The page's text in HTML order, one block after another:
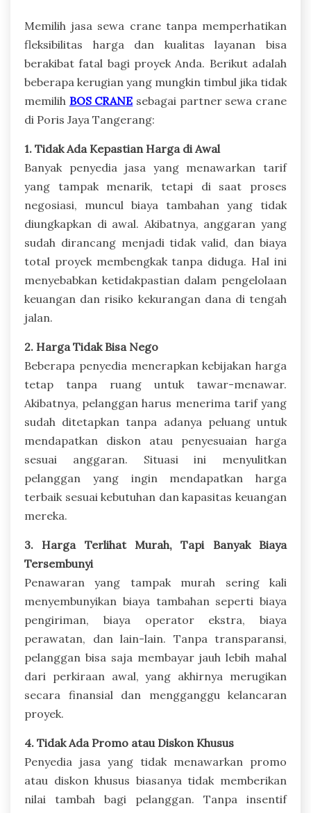
Memilih jasa sewa crane tanpa memperhatikan
fleksibilitas harga dan kualitas layanan bisa
berakibat fatal bagi proyek Anda. Berikut adalah
beberapa kerugian yang mungkin timbul jika tidak
memilih BOS CRANE sebagai partner sewa crane
di Poris Jaya Tangerang:
1. Tidak Ada Kepastian Harga di Awal
Banyak penyedia jasa yang menawarkan tarif
yang tampak menarik, tetapi di saat proses
negosiasi, muncul biaya tambahan yang tidak
diungkapkan di awal. Akibatnya, anggaran yang
sudah dirancang menjadi tidak valid, dan biaya
total proyek membengkak tanpa diduga. Hal ini
menyebabkan ketidakpastian dalam pengelolaan
keuangan dan risiko kekurangan dana di tengah
jalan.
2. Harga Tidak Bisa Nego
Beberapa penyedia menerapkan kebijakan harga
tetap tanpa ruang untuk tawar-menawar.
Akibatnya, pelanggan harus menerima tarif yang
sudah ditetapkan tanpa adanya peluang untuk
mendapatkan diskon atau penyesuaian harga
sesuai anggaran. Situasi ini menyulitkan
pelanggan yang ingin mendapatkan harga
terbaik sesuai kebutuhan dan kapasitas keuangan
mereka.
3. Harga Terlihat Murah, Tapi Banyak Biaya
Tersembunyi
Penawaran yang tampak murah sering kali
menyembunyikan biaya tambahan seperti biaya
pengiriman, biaya operator ekstra, biaya
perawatan, dan lain-lain. Tanpa transparansi,
pelanggan bisa saja membayar jauh lebih mahal
dari perkiraan awal, yang akhirnya merugikan
secara finansial dan mengganggu kelancaran
proyek.
4. Tidak Ada Promo atau Diskon Khusus
Penyedia jasa yang tidak menawarkan promo
atau diskon khusus biasanya tidak memberikan
nilai tambah bagi pelanggan. Tanpa insentif